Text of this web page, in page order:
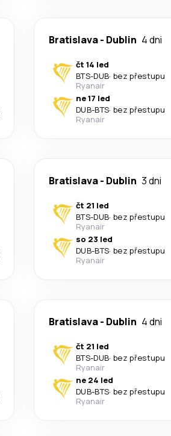
Bratislava- Dublin 4 dni
čt 14 led
BTS-DUB· bez přestupu
Ryanair
ne 17 led
DUB-BTS· bez přestupu
Ryanair
Bratislava- Dublin 3 dni
čt 21 led
BTS-DUB· bez přestupu
Ryanair
so 23 led
DUB-BTS· bez přestupu
Ryanair
Bratislava- Dublin 4 dni
čt 21 led
BTS-DUB· bez přestupu
Ryanair
ne 24 led
DUB-BTS· bez přestupu
Ryanair